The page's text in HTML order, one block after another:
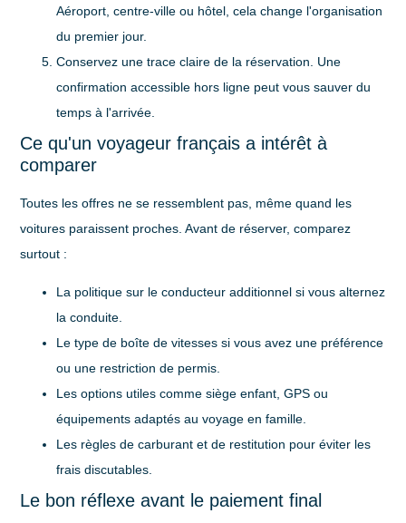
Aéroport, centre-ville ou hôtel, cela change l'organisation
du premier jour.
Conservez une trace claire de la réservation . Une
confirmation accessible hors ligne peut vous sauver du
temps à l'arrivée.
Ce qu'un voyageur français a intérêt à
comparer
Toutes les offres ne se ressemblent pas, même quand les
voitures paraissent proches. Avant de réserver, comparez
surtout :
La politique sur le conducteur additionnel si vous alternez
la conduite.
Le type de boîte de vitesses si vous avez une préférence
ou une restriction de permis.
Les options utiles comme siège enfant, GPS ou
équipements adaptés au voyage en famille.
Les règles de carburant et de restitution pour éviter les
frais discutables.
Le bon réflexe avant le paiement final